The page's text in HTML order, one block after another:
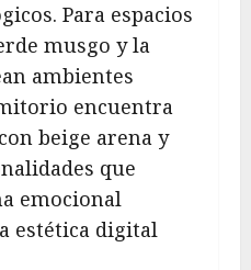
Para espacios
musgo y la
ambientes
encuentra
beige arena y
que
emocional
estética digital